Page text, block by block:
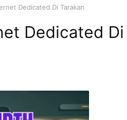
Dedicated Di Tarakan
Dedicated Di